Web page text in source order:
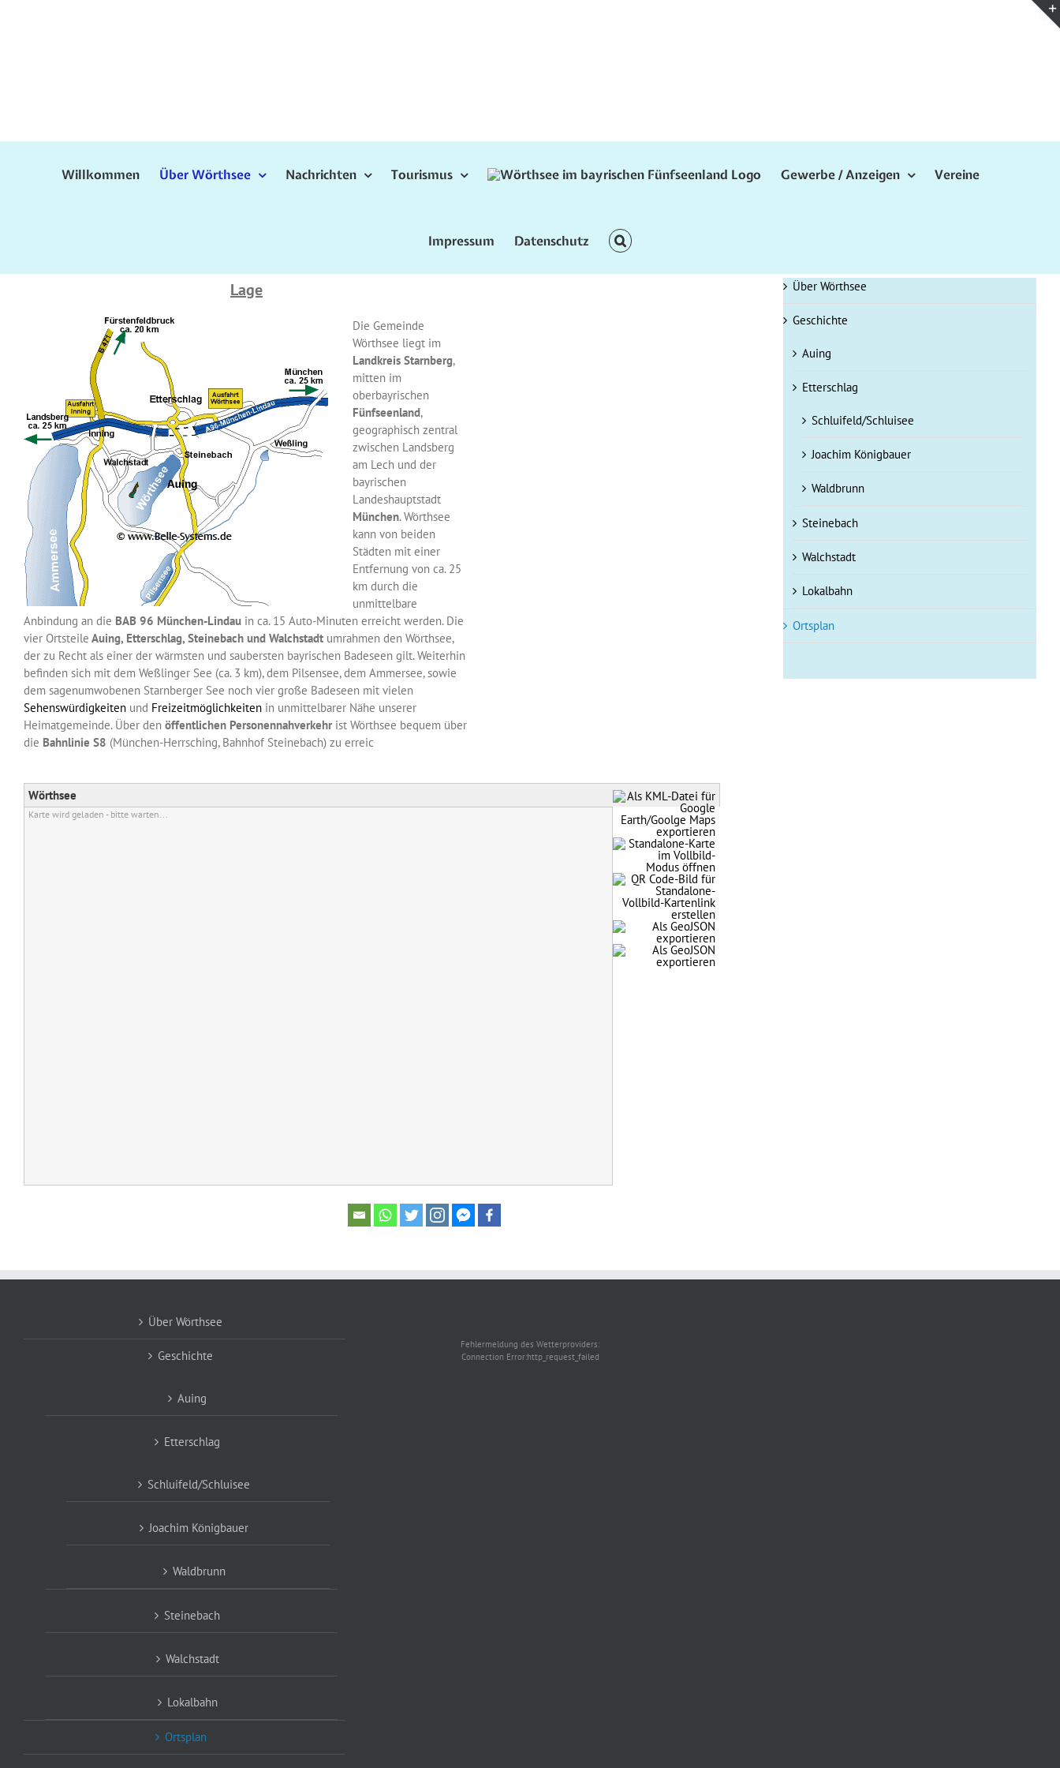
Willkommen Über Wörthsee Nachrichten Tourismus Gewerbe / Anzeigen Vereine
Impressum Datenschutz
Lage
Die Gemeinde
Wörthsee liegt im
Landkreis Starnberg,
mitten im
oberbayrischen
Fünfseenland,
geographisch zentral
zwischen Landsberg
am Lech und der
bayrischen
Landeshauptstadt
München. Wörthsee
kann von beiden
Städten mit einer
Entfernung von ca. 25
km durch die
unmittelbare
Anbindung an die BAB 96 München-Lindau in ca. 15 Auto-Minuten erreicht werden. Die
vier Ortsteile Auing, Etterschlag, Steinebach und Walchstadt umrahmen den Wörthsee,
der zu Recht als einer der wärmsten und saubersten bayrischen Badeseen gilt. Weiterhin
befinden sich mit dem Weßlinger See (ca. 3 km), dem Pilsensee, dem Ammersee, sowie
dem sagenumwobenen Starnberger See noch vier große Badeseen mit vielen
Sehenswürdigkeiten und Freizeitmöglichkeiten in unmittelbarer Nähe unserer
Heimatgemeinde. Über den öffentlichen Personennahverkehr ist Wörthsee bequem über
die Bahnlinie S8 (München-Herrsching, Bahnhof Steinebach) zu erreic
Wörthsee
Karte wird geladen - bitte warten...
Über Wörthsee
Geschichte
Auing
Etterschlag
Schluifeld/Schluisee
Joachim Königbauer
Waldbrunn
Steinebach
Walchstadt
Lokalbahn
Ortsplan
Über Wörthsee
Geschichte
Auing
Etterschlag
Schluifeld/Schluisee
Joachim Königbauer
Waldbrunn
Steinebach
Walchstadt
Lokalbahn
Ortsplan
Fehlermeldung des Wetterproviders:
Connection Error:http_request_failed